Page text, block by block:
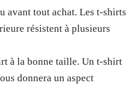
avant tout achat. Les t-shirts
résistent à plusieurs
à la bonne taille. Un t-shirt
donnera un aspect